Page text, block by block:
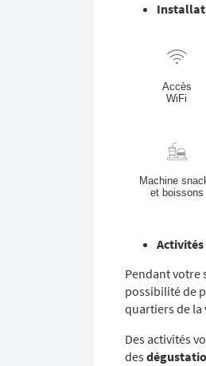
Accès
WiFi
Machine
et boissons
Activités
Pendant votre
possibilité de
quartiers de la
Des activités
des